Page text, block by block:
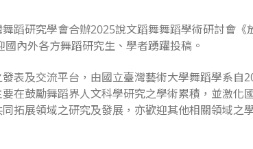
蹈研究學會合辦2025說文蹈舞舞蹈學術研討會
內外各方舞蹈研究生、學者踴躍投稿。
發表及交流平台，由國立臺灣藝術大學舞蹈學系自
在鼓勵舞蹈界人文科學研究之學術累積，並激化
拓展領域之研究及發展，亦歡迎其他相關領域之